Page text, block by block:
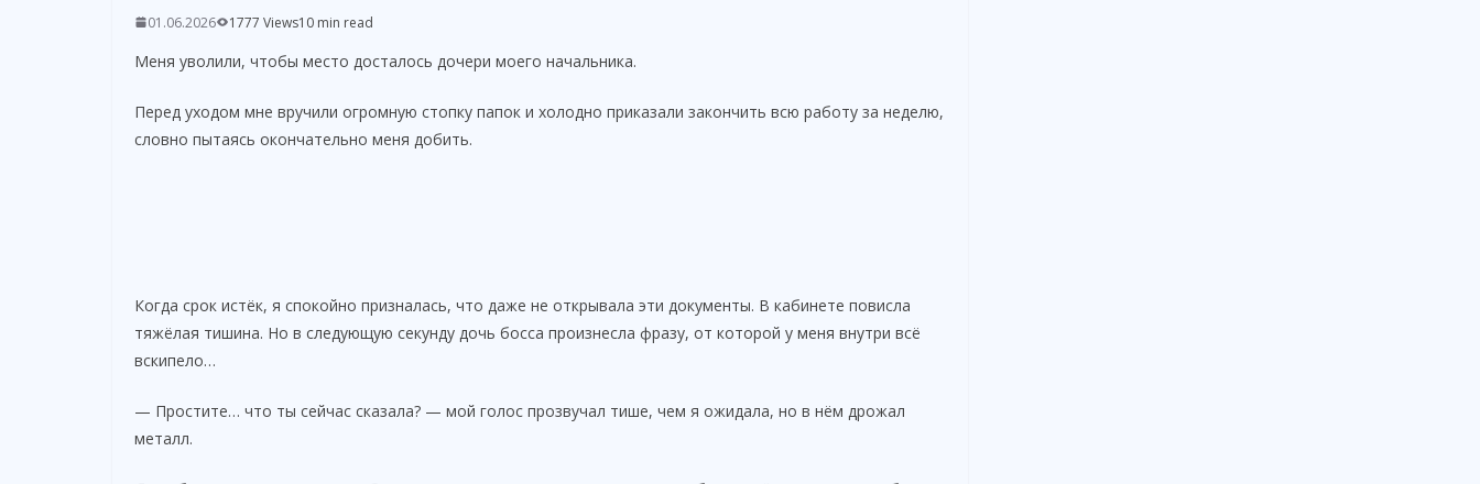
01.06.2026 1777 Views10 min read
Меня уволили, чтобы место досталось дочери моего начальника.
Перед уходом мне вручили огромную стопку папок и холодно приказали закончить всю работу за неделю,
словно пытаясь окончательно меня добить.
Когда срок истёк, я спокойно призналась, что даже не открывала эти документы. В кабинете повисла
тяжёлая тишина. Но в следующую секунду дочь босса произнесла фразу, от которой у меня внутри всё
вскипело…
— Простите… что ты сейчас сказала? — мой голос прозвучал тише, чем я ожидала, но в нём дрожал
металл.